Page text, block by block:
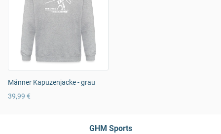
Männer Kapuzenjacke - grau
39,99 €
GHM Sports